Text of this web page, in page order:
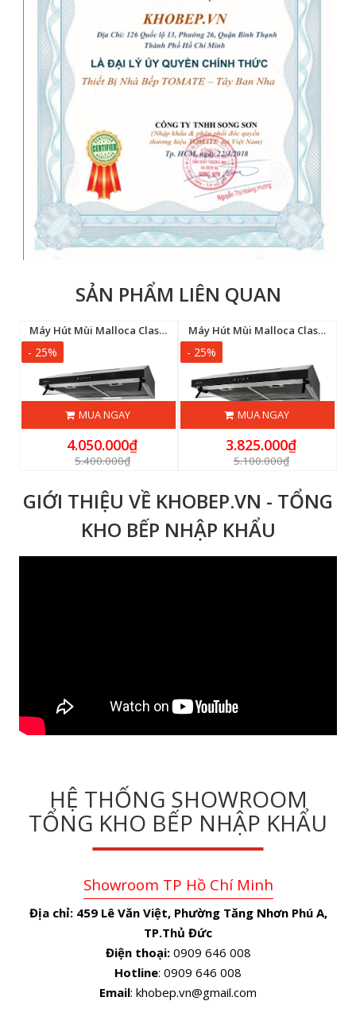
SẢN PHẨM LIÊN QUAN
Máy Hút Mùi Malloca Classic MH9014B
- 25%
MUA NGAY
4.050.000₫
5.400.000₫
Máy Hút Mùi Malloca Classic MH7014B
- 25%
MUA NGAY
3.825.000₫
5.100.000₫
GIỚI THIỆU VỀ KHOBEP.VN - TỔNG
KHO BẾP NHẬP KHẨU
HỆ THỐNG SHOWROOM
TỔNG KHO BẾP NHẬP KHẨU
Showroom TP Hồ Chí Minh
Địa chỉ: 459 Lê Văn Việt, Phường Tăng Nhơn Phú A,
TP.Thủ Đức
Điện thoại:0909 646 008
Hotline: 0909 646 008
Email: khobep.vn@gmail.com